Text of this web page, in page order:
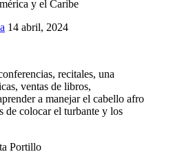
y el Caribe
14 abril, 2024
recitales, una
ventas de libros,
a manejar el cabello afro
de colocar el turbante y los
Portillo